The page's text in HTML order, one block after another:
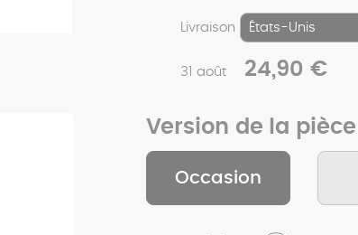
Livraison
31 août 24,90 €
Version de la pièce
Occasion